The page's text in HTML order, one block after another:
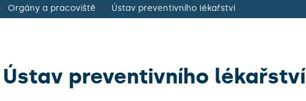
Orgány a pracoviště Ústav preventivního lékařství
Ústav preventivního lékařství